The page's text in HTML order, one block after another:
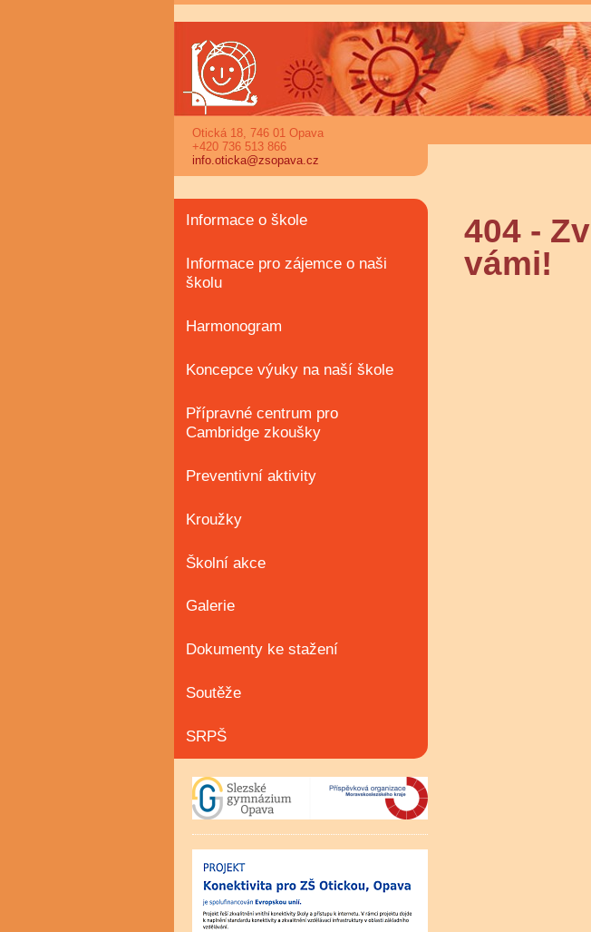
404 -
vámi!
Otická 18, 746 01 Opava
+420 736 513 866
info.oticka@zsopava.cz
Informace o škole
Informace pro zájemce o naši
školu
Harmonogram
Koncepce výuky na naší škole
Přípravné centrum pro
Cambridge zkoušky
Preventivní aktivity
Kroužky
Školní akce
Galerie
Dokumenty ke stažení
Soutěže
SRPŠ